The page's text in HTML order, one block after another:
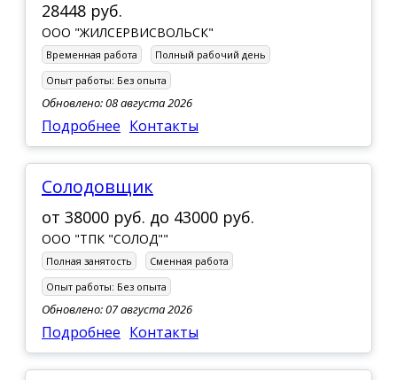
28448 руб.
ООО "ЖИЛСЕРВИСВОЛЬСК"
Временная работа
Полный рабочий день
Опыт работы: Без опыта
Обновлено: 08 августа 2026
Подробнее Контакты
солодовщик
от 38000 руб. до 43000 руб.
ООО "ТПК "СОЛОД""
Полная занятость
Сменная работа
Опыт работы: Без опыта
Обновлено: 07 августа 2026
Подробнее Контакты